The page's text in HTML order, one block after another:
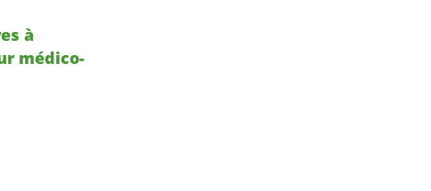
à
médico-